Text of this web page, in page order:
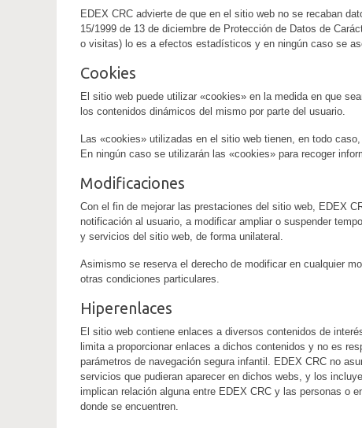
EDEX CRC advierte de que en el sitio web no se recaban
15/1999 de 13 de diciembre de Protección de Datos de
o visitas) lo es a efectos estadísticos y en ningún caso se
Cookies
El sitio web puede utilizar «cookies» en la medida en que
los contenidos dinámicos del mismo por parte del usuario.
Las «cookies» utilizadas en el sitio web tienen, en todo
En ningún caso se utilizarán las «cookies» para recoger
Modificaciones
Con el fin de mejorar las prestaciones del sitio web, EDEX
notificación al usuario, a modificar ampliar o suspender
y servicios del sitio web, de forma unilateral.
Asimismo se reserva el derecho de modificar en cualquier
otras condiciones particulares.
Hiperenlaces
El sitio web contiene enlaces a diversos contenidos de
limita a proporcionar enlaces a dichos contenidos y no es
parámetros de navegación segura infantil. EDEX CRC no
servicios que pudieran aparecer en dichos webs, y los
implican relación alguna entre EDEX CRC y las personas o
donde se encuentren.